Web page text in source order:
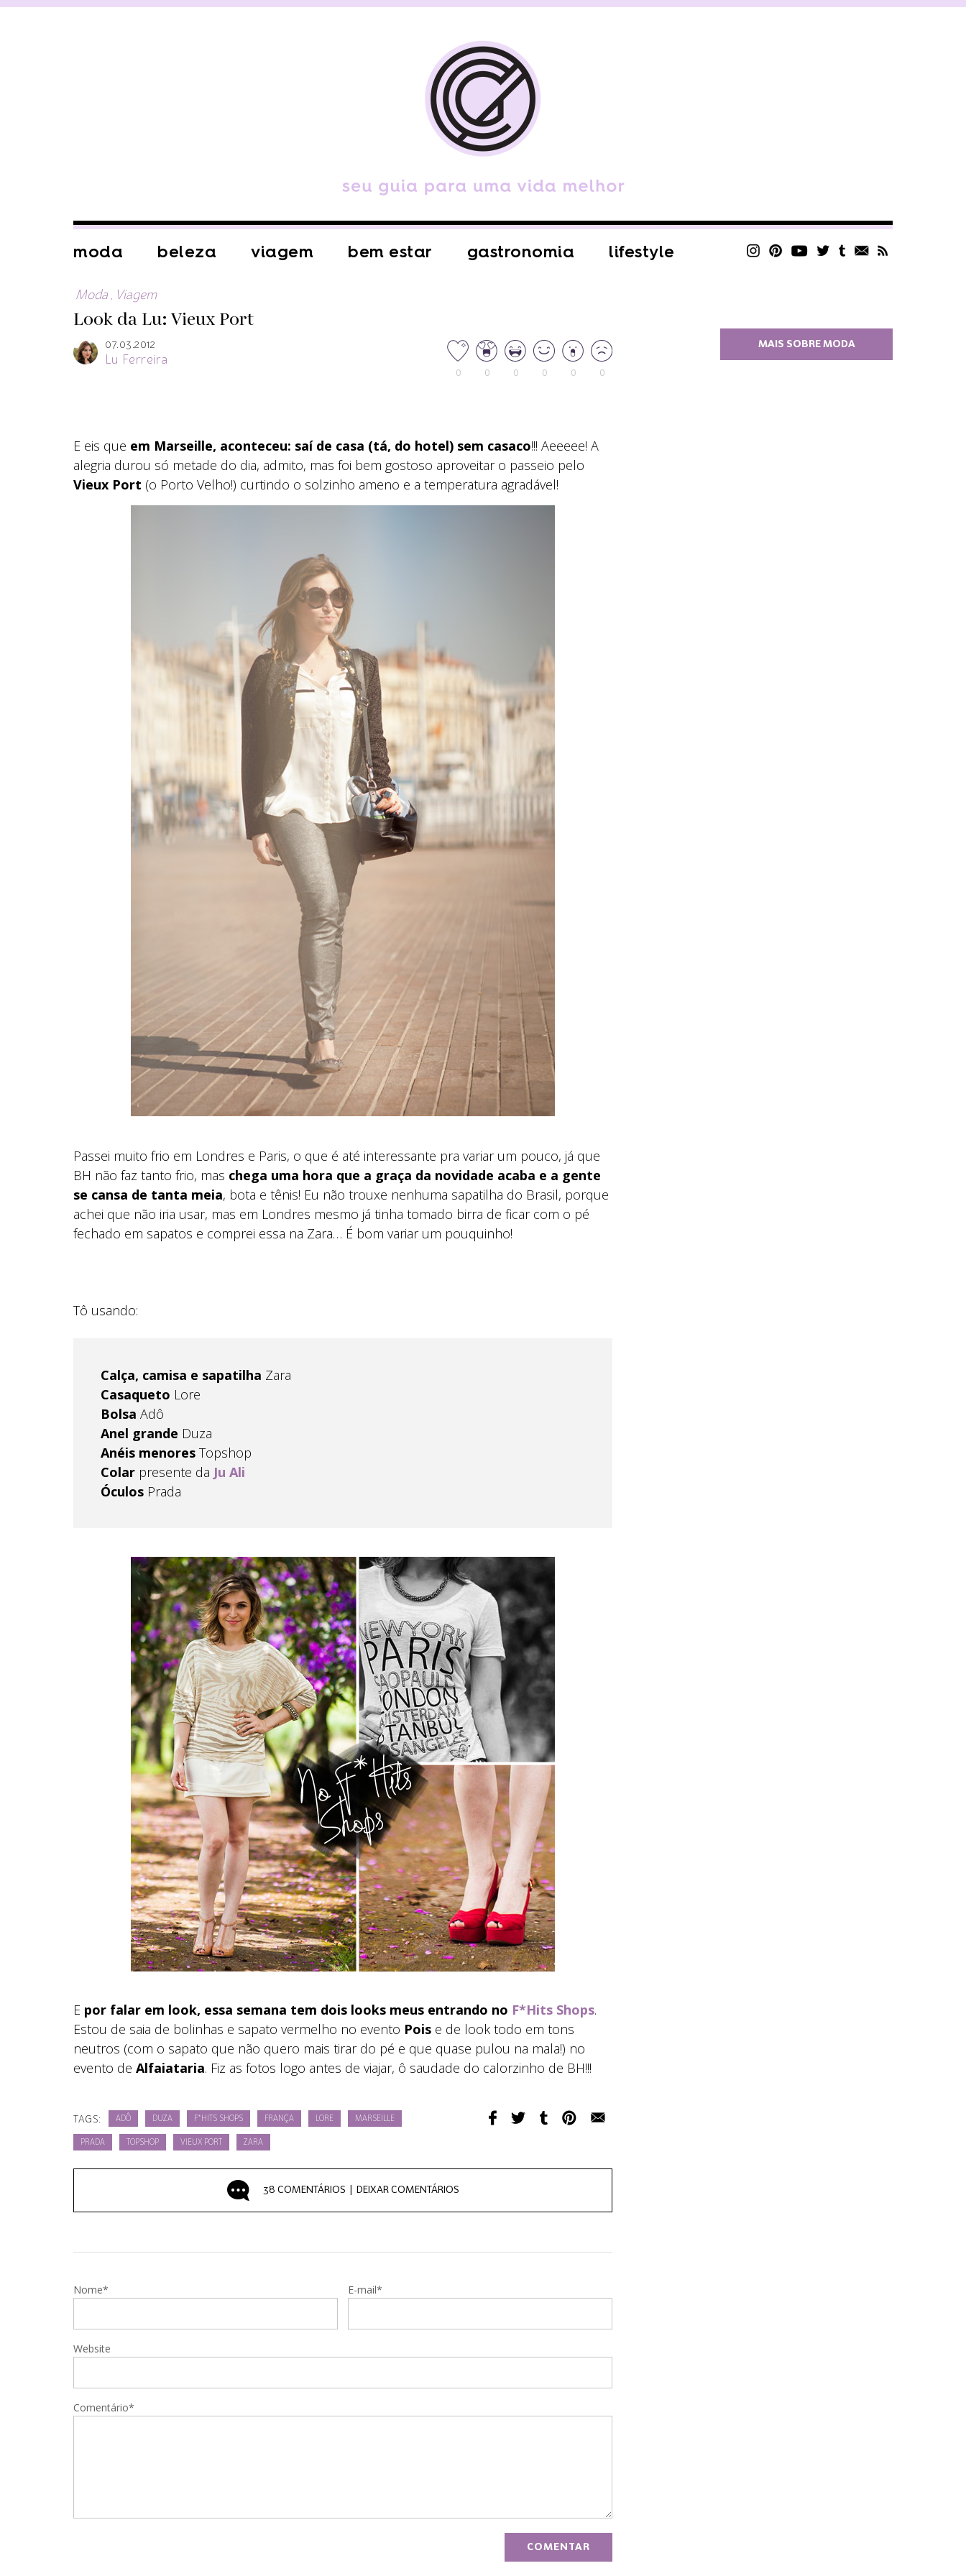
moda beleza viagem bem estar gastronomia lifestyle
Moda , Viagem
Look da Lu: Vieux Port
07.03.2012
Lu Ferreira
0 0 0 0 0 0
E eis que em Marseille, aconteceu: saí de casa (tá, do hotel) sem casaco!!! Aeeeee! A
alegria durou só metade do dia, admito, mas foi bem gostoso aproveitar o passeio pelo
Vieux Port (o Porto Velho!) curtindo o solzinho ameno e a temperatura agradável!
Passei muito frio em Londres e Paris, o que é até interessante pra variar um pouco, já que
BH não faz tanto frio, mas chega uma hora que a graça da novidade acaba e a gente
se cansa de tanta meia, bota e tênis! Eu não trouxe nenhuma sapatilha do Brasil, porque
achei que não iria usar, mas em Londres mesmo já tinha tomado birra de ficar com o pé
fechado em sapatos e comprei essa na Zara… É bom variar um pouquinho!
Tô usando:
Calça, camisa e sapatilha Zara
Casaqueto Lore
Bolsa Adô
Anel grande Duza
Anéis menoresTopshop
Colarpresente da Ju Ali
ÓculosPrada
E por falar em look, essa semana tem dois looks meus entrando no F*Hits Shops.
Estou de saia de bolinhas e sapato vermelho no evento Pois e de look todo em tons
neutros (com o sapato que não quero mais tirar do pé e que quase pulou na mala!) no
evento de Alfaiataria. Fiz as fotos logo antes de viajar, ô saudade do calorzinho de BH!!!
TAGS: ADÔ DUZA F*HITS SHOPS FRANÇA LORE MARSEILLE
PRADA TOPSHOP VIEUX PORT ZARA
38 COMENTÁRIOS | DEIXAR COMENTÁRIOS
Nome* E-mail*
Website
Comentário*
MAIS SOBRE MODA